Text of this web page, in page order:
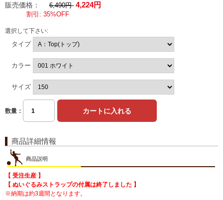
販売価格： 6,490円 4,224円
割引: 35%OFF
選択して下さい:
タイプ
カラー
サイズ
数量：
商品詳細情報
商品説明
【 受注生産 】
【 ぬいぐるみストラップの付属は終了しました 】
※納期は約3週間となります。